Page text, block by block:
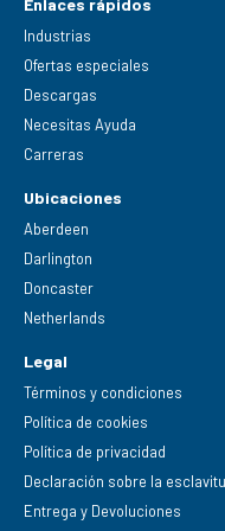
Industrias
Ofertas especiales
Descargas
Necesitas Ayuda
Carreras
Ubicaciones
Aberdeen
Darlington
Doncaster
Netherlands
Legal
Términos y condiciones
Política de cookies
Política de privacidad
Declaración sobre la
Entrega y Devoluciones